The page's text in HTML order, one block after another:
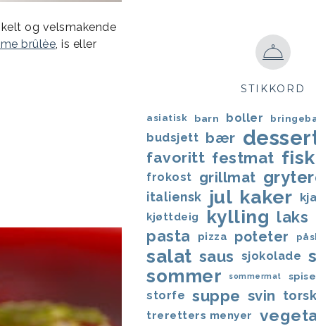
og velsmakende
brûlèe , is eller
STIKKORD
asiatisk barn boller
budsjett bær
favoritt festmat fisk
frokost grillmat
italiensk jul kaker
kjøttdeig kylling laks
pasta
pizza poteter
salat saus sjokolade
sommer sommermat
storfe suppe svin torsk
treretters menyer